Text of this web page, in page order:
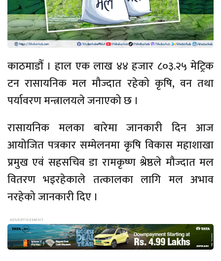
काठमाडौँ । हाल एक लाख ४४ हजार ८०३.२५ मेट्रिक
टन रासायनिक मल मौज्दात रहेको कृषि, वन तथा
पर्यावरण मन्त्रालयले जनाएको छ ।
रासायनिक मलका बारेमा जानकारी दिन आज
आयोजित पत्रकार सम्मेलनमा कृषि विकास महाशाखा
प्रमुख एवं सहसचिव डा रामकृष्ण श्रेष्ठले मौज्दात मल
वितरण भइरहेकाले तत्कालका लागि मल अभाव
नरहेको जानकारी दिए ।